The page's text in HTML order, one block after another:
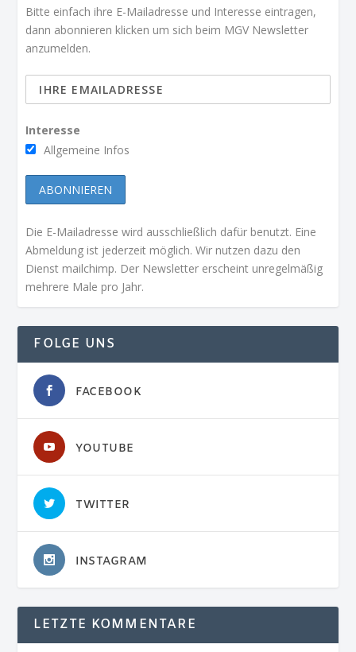
Bitte einfach ihre E-Mailadresse und Interesse eintragen,
dann abonnieren klicken um sich beim MGV Newsletter
anzumelden.
Interesse
Allgemeine Infos
Die E-Mailadresse wird ausschließlich dafür benutzt. Eine
Abmeldung ist jederzeit möglich. Wir nutzen dazu den
Dienst mailchimp. Der Newsletter erscheint unregelmäßig
mehrere Male pro Jahr.
FOLGE UNS
FACEBOOK
YOUTUBE
TWITTER
INSTAGRAM
LETZTE KOMMENTARE